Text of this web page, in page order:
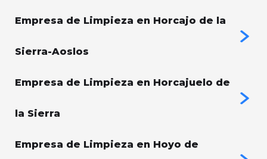
Empresa de Limpieza en Horcajo de la
Sierra-Aoslos
Empresa de Limpieza en Horcajuelo de
la Sierra
Empresa de Limpieza en Hoyo de